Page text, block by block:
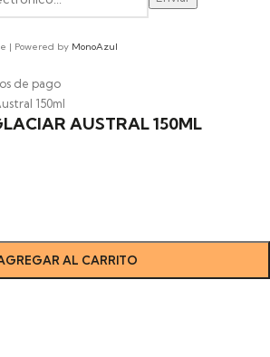
| Powered by MonoAzul
AUSTRAL 150ML
AL CARRITO